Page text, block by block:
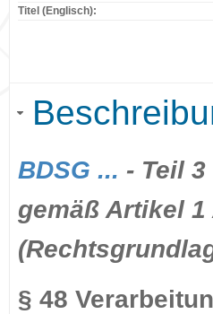
Titel (Englisch):
BDSG ... - Teil
gemäß Artikel 1
§ 48